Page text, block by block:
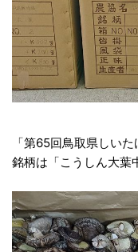
「第65回鳥取県しい
銘柄は「こうしん大葉